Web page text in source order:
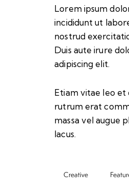
Lorem ipsum
incididunt ut
nostrud
Duis aute irure
adipiscing elit.
Etiam vitae leo et
rutrum erat
massa vel augue
lacus.
Creative